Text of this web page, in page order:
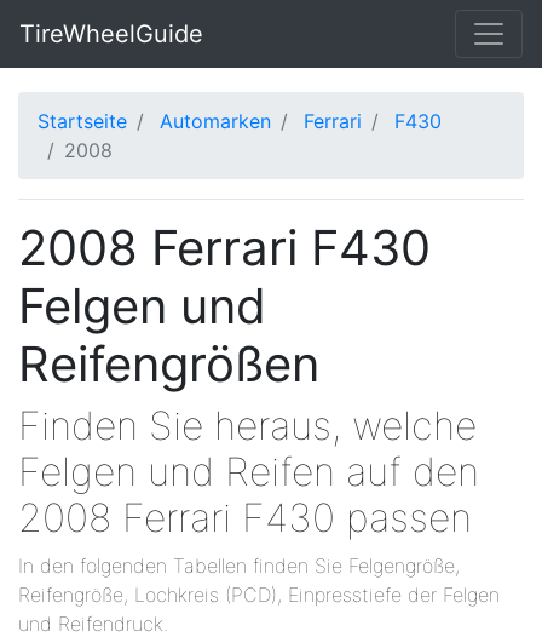
TireWheelGuide
Startseite Automarken Ferrari
F430
2008
2008 Ferrari F430
Felgen und
Reifengrößen
Finden Sie heraus, welche
Felgen und Reifen auf den
2008 Ferrari F430 passen
In den folgenden Tabellen finden Sie Felgengröße,
Reifengröße, Lochkreis (PCD), Einpresstiefe der Felgen
und Reifendruck.